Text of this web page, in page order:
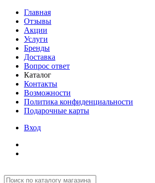
Главная
Отзывы
Акции
Услуги
Бренды
Доставка
Вопрос ответ
Каталог
Контакты
Возможности
Политика конфиденциальности
Подарочные карты
Вход